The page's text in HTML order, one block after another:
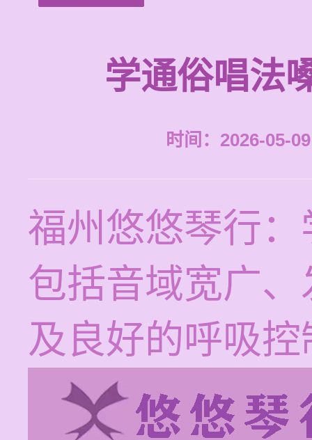
学通俗唱法
时间：2026-05-
福州悠悠琴行
包括音域宽广
及良好的呼吸控